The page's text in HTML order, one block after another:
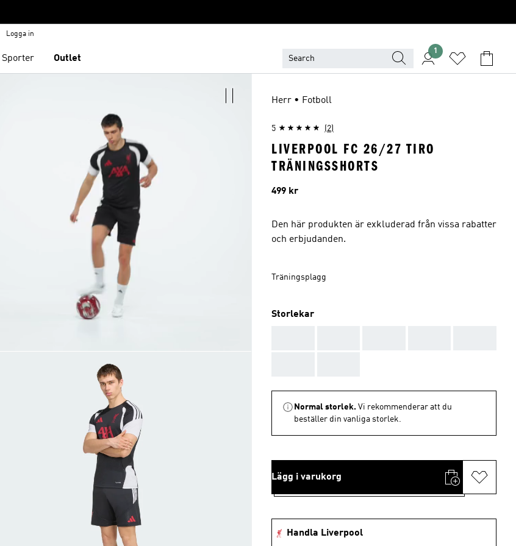
Logga in
Sporter Outlet
1
Herr • Fotboll
5 (2)
LIVERPOOL FC 26/27 TIRO
TRÄNINGSSHORTS
Pris
499 kr
Den här produkten är exkluderad från vissa rabatter
och erbjudanden.
Träningsplagg
Storlekar
Normal storlek. Vi rekommenderar att du
beställer din vanliga storlek.
Lägg i varukorg
Handla Liverpool